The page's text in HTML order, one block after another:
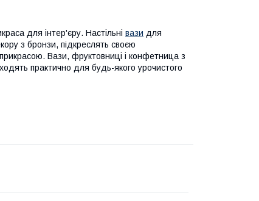
для інтер'єру. Настільні вази для
з бронзи, підкреслять своєю
Вази, фруктовниці і конфетница з
практично для будь-якого урочистого